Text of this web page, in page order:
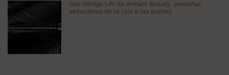
Con Vertigo Lift de Armani Beauty: pestañas
seductoras de la raíz a las puntas